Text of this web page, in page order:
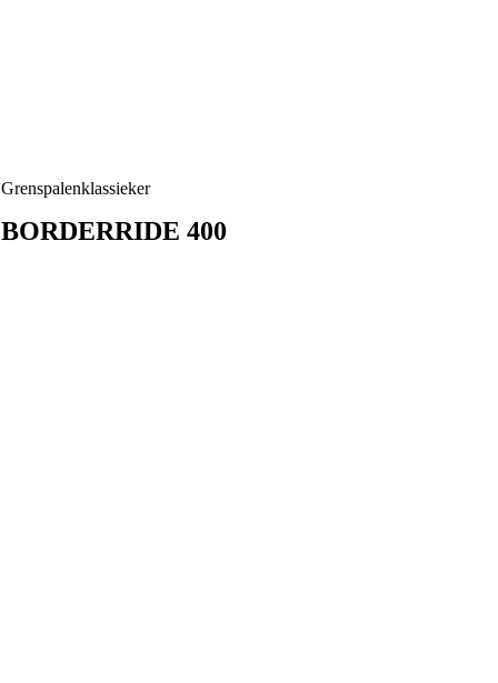
Grenspalenklassieker
BORDERRIDE 400